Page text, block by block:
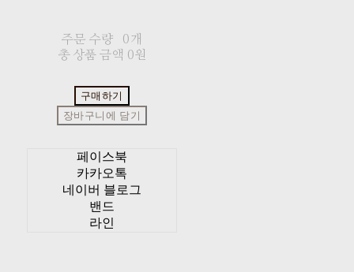
주문 수량
0개
총 상품 금액 0원
구매하기
장바구니에 담기
페이스북
카카오톡
네이버 블로그
밴드
라인